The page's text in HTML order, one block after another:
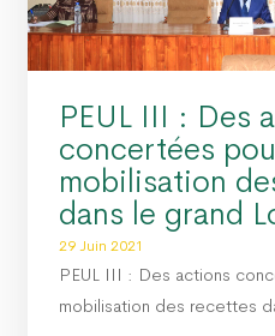
PEUL III : Des
concertées
mobilisation
dans le grand
29 Juin 2021
PEUL III : Des actions
mobilisation des recettes